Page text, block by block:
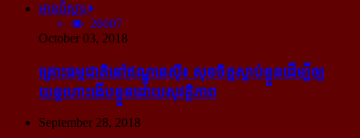
អានពិស្ដារ
26007
October 03, 2018
គ្រោះធម្មជាតិនៅឥណ្ឌូនេស៊ី៖ សុខចិត្ត​ស្លាប់​ខ្លួន​ដើម្បី​ឲ្យ​
យន្ដហោះ​ងើប​ខ្លួន​ដោយ​សុវត្ថិភាព
September 28, 2018